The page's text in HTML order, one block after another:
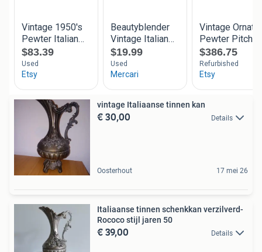
vintage Italiaanse tinnen kan
€ 30,00 Details
Oosterhout 17 mei 26
Italiaanse tinnen schenkkan verzilverd-
Rococo stijl jaren 50
€ 39,00 Details